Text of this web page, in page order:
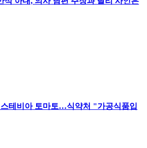
테비아 토마토…식약처 "가공식품입